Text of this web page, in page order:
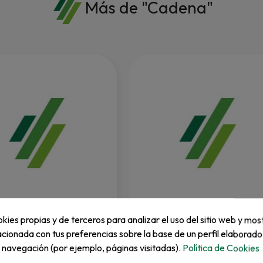
Más de "Cadena"
Turfco
RANSOMES
Tensor Cadena Mastiff 3/4". Tf....
propias y de terceros para analizar el uso del sitio web y
con tus preferencias sobre la base de un perfil
(por ejemplo, páginas visitadas). Política de Cookies